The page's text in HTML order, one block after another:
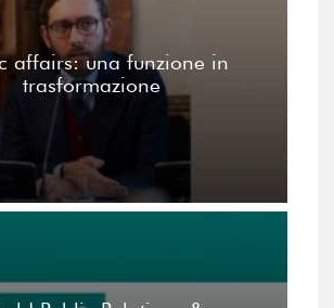
affairs: una funzione in
trasformazione